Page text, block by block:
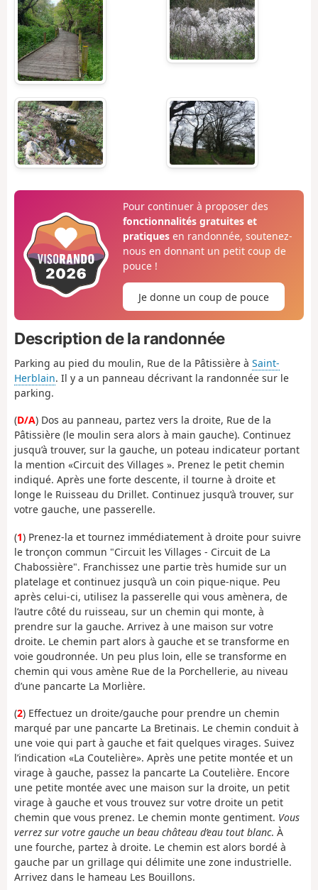
Pour continuer à proposer des
fonctionnalités gratuites et
pratiquesen randonnée, soutenez-
nous en donnant un petit coup de
pouce !
Je donne un coup de pouce
Description de la randonnée
Parking au pied du moulin, Rue de la Pâtissière à Saint-
Herblain. Il y a un panneau décrivant la randonnée sur le
parking.
(D/A) Dos au panneau, partez vers la droite, Rue de la
Pâtissière (le moulin sera alors à main gauche). Continuez
jusqu’à trouver, sur la gauche, un poteau indicateur portant
la mention «Circuit des Villages ». Prenez le petit chemin
indiqué. Après une forte descente, il tourne à droite et
longe le Ruisseau du Drillet. Continuez jusqu’à trouver, sur
votre gauche, une passerelle.
(1) Prenez-la et tournez immédiatement à droite pour suivre
le tronçon commun "Circuit les Villages - Circuit de La
Chabossière". Franchissez une partie très humide sur un
platelage et continuez jusqu’à un coin pique-nique. Peu
après celui-ci, utilisez la passerelle qui vous amènera, de
l’autre côté du ruisseau, sur un chemin qui monte, à
prendre sur la gauche. Arrivez à une maison sur votre
droite. Le chemin part alors à gauche et se transforme en
voie goudronnée. Un peu plus loin, elle se transforme en
chemin qui vous amène Rue de la Porchellerie, au niveau
d’une pancarte La Morlière.
(2) Effectuez un droite/gauche pour prendre un chemin
marqué par une pancarte La Bretinais. Le chemin conduit à
une voie qui part à gauche et fait quelques virages. Suivez
l’indication «La Coutelière». Après une petite montée et un
virage à gauche, passez la pancarte La Coutelière. Encore
une petite montée avec une maison sur la droite, un petit
virage à gauche et vous trouvez sur votre droite un petit
chemin que vous prenez. Le chemin monte gentiment. Vous
verrez sur votre gauche un beau château d’eau tout blanc. À
une fourche, partez à droite. Le chemin est alors bordé à
gauche par un grillage qui délimite une zone industrielle.
Arrivez dans le hameau Les Bouillons.